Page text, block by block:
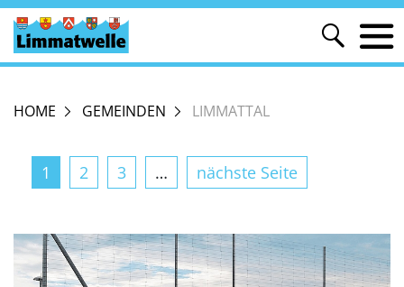
HOME GEMEINDEN LIMMATTAL
1 2 3 … nächste Seite